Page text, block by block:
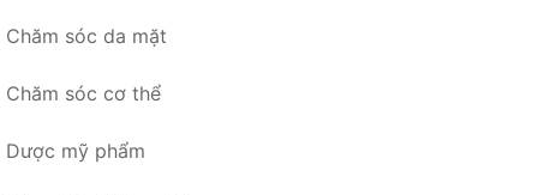
Chăm sóc da mặt
Chăm sóc cơ thể
Dược mỹ phẩm